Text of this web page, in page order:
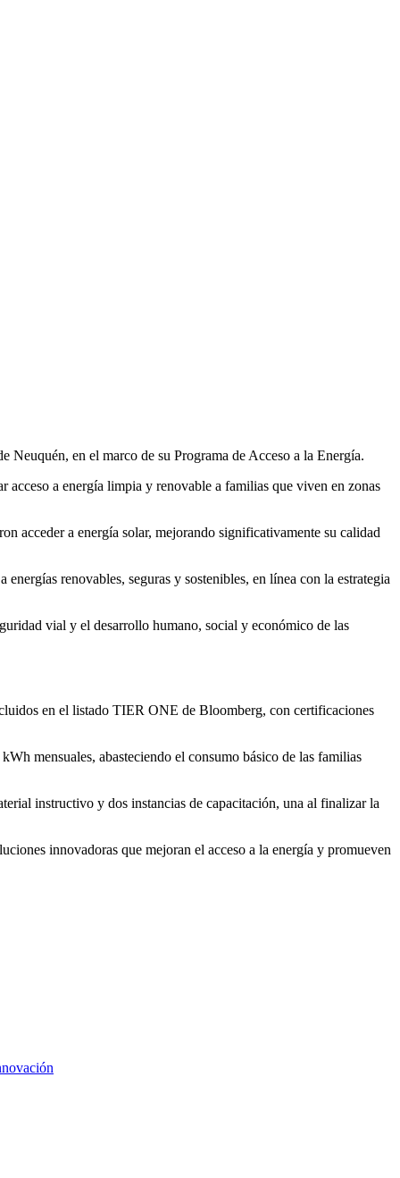
Neuquén, en el marco de su Programa de Acceso a la Energía.
a energía limpia y renovable a familias que viven en zonas
acceder a energía solar, mejorando significativamente su calidad
renovables, seguras y sostenibles, en línea con la estrategia
vial y el desarrollo humano, social y económico de las
en el listado TIER ONE de Bloomberg, con certificaciones
mensuales, abasteciendo el consumo básico de las familias
instructivo y dos instancias de capacitación, una al finalizar la
innovadoras que mejoran el acceso a la energía y promueven